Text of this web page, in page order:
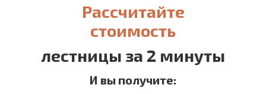
Рассчитайте
стоимость
лестницы за 2 минуты
И вы получите: